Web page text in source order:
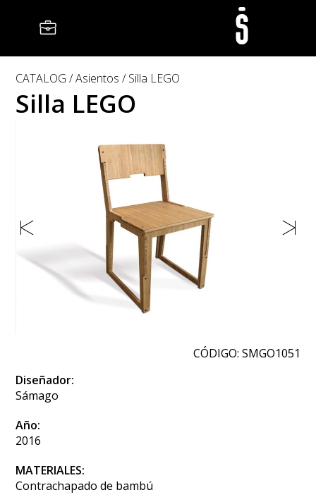
CATALOG Asientos Silla LEGO
Silla LEGO
CÓDIGO: SMGO1051
Diseñador:
Sámago
Año:
2016
MATERIALES:
Contrachapado de bambú